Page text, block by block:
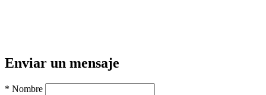
Enviar un mensaje
* Nombre